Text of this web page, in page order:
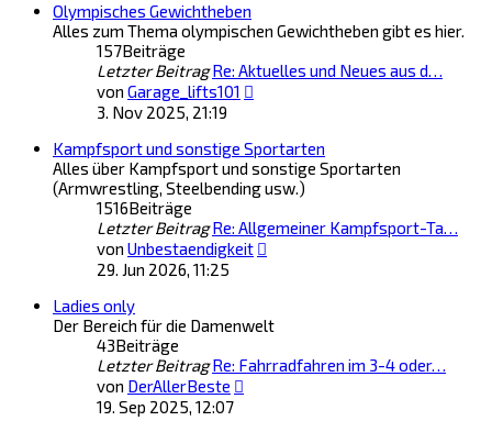
Olympisches Gewichtheben
Alles zum Thema olympischen Gewichtheben gibt es hier.
157Beiträge
Letzter Beitrag Re: Aktuelles und Neues aus d…
von Garage_lifts101
3. Nov 2025, 21:19
Kampfsport und sonstige Sportarten
Alles über Kampfsport und sonstige Sportarten
(Armwrestling, Steelbending usw.)
1516Beiträge
Letzter Beitrag Re: Allgemeiner Kampfsport-Ta…
von Unbestaendigkeit
29. Jun 2026, 11:25
Ladies only
Der Bereich für die Damenwelt
43Beiträge
Letzter Beitrag Re: Fahrradfahren im 3-4 oder…
von DerAllerBeste
19. Sep 2025, 12:07